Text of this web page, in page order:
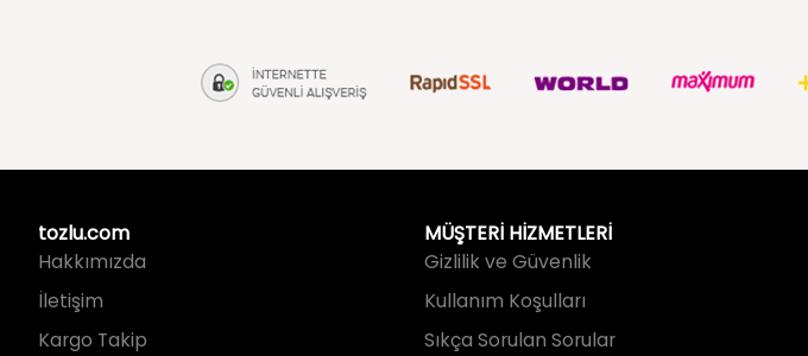
tozlu.com
İletişim
Kargo Takip
MÜŞTERİ HİZMETLERİ
Kullanım Koşulları